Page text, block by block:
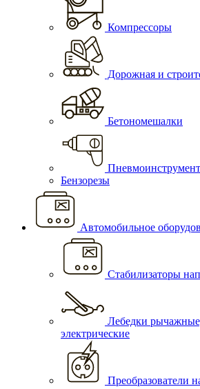
Компрессоры
Дорожная и
Бетономешалки
Пневмоинструмент
Бензорезы
Автомобильное
Стабилизаторы
Лебедки
электрические
Преобразователи